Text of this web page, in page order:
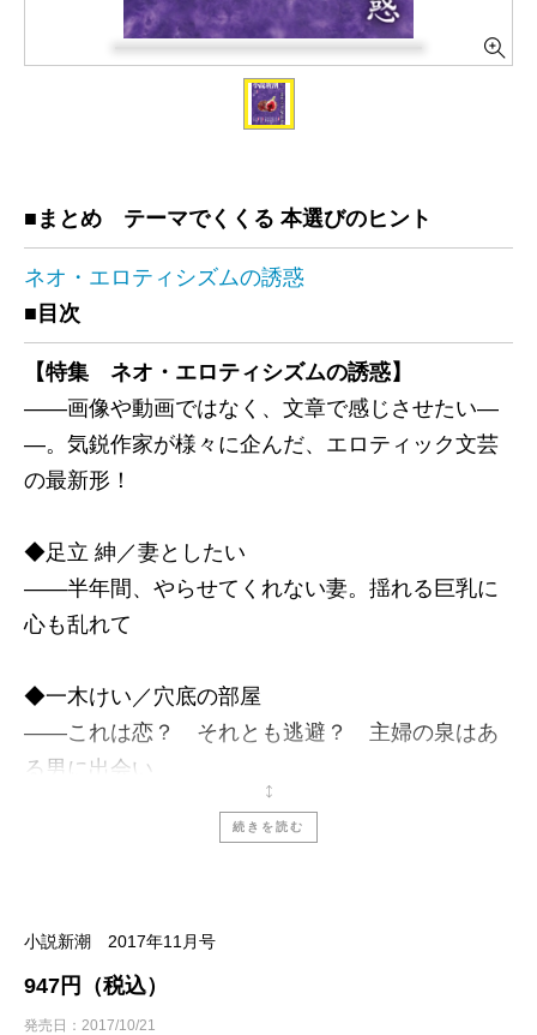
■まとめ テーマでくくる 本選びのヒント
ネオ・エロティシズムの誘惑
■目次
【特集 ネオ・エロティシズムの誘惑】
――画像や動画ではなく、文章で感じさせたい―
―。気鋭作家が様々に企んだ、エロティック文芸
の最新形！
◆足立 紳／妻としたい
――半年間、やらせてくれない妻。揺れる巨乳に
心も乱れて
◆一木けい／穴底の部屋
――これは恋？ それとも逃避？ 主婦の泉はあ
る男に出会い
◆伊藤朱里／赤い小鳥
◆笹井都和古／CV：ユキハライッサ
――女たちの嬌声を浴びる声優男子。その鬱屈が
続きを読む
小説新潮 2017年11月号
947円（税込）
発売日：2017/10/21